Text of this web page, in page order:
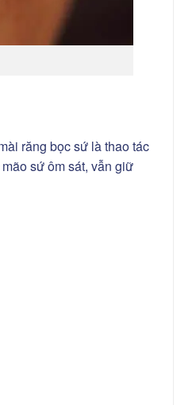
răng bọc sứ là thao tác
sứ ôm sát, vẫn giữ